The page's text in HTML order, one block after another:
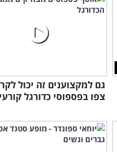
גם למקצוענים זה יכול
צפו בפספוסי כדורגל